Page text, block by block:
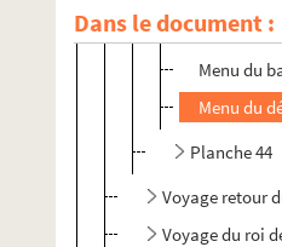
Dans le document :
Menu du
Menu du
Menu du
Planche 44
Voyage retour
Voyage du roi